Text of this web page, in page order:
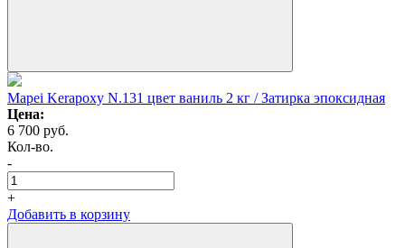
Mapei Kerapoxy N.131 цвет ваниль 2 кг / Затирка эпоксидная
Цена:
6 700 руб.
Кол-во.
-
+
Добавить в корзину